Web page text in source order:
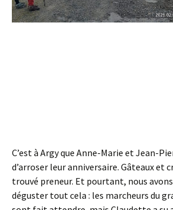
C’est à Argy que Anne-Marie et Jean-
d’arroser leur anniversaire. Gâteaux et
trouvé preneur. Et pourtant, nous
déguster tout cela : les marcheurs du